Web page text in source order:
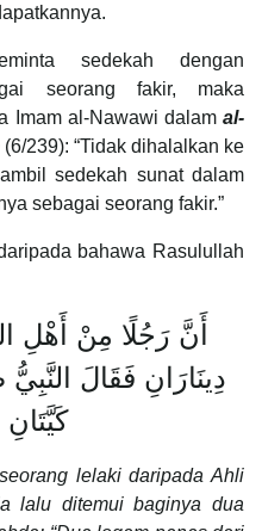
sedekah dengan
seorang fakir, maka
Imam al-Nawawi dalam al-
(6/239): “Tidak dihalalkan ke
sedekah sunat dalam
sebagai seorang fakir.”
bahawa Rasulullah
أَنَّ رَجُلًا مِنْ أَهْلِ
دِينَارَانِ فَقَالَ
lelaki daripada Ahli
lalu ditemui baginya dua